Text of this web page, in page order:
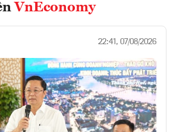
VnEconomy
22:41, 07/08/2026